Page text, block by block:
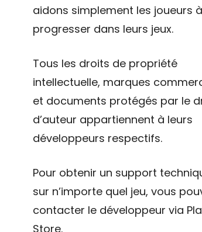
aidons simplement les joueurs à
progresser dans leurs jeux.
Tous les droits de propriété
intellectuelle, marques
et documents protégés par le
d’auteur appartiennent à leurs
développeurs respectifs.
Pour obtenir un support
sur n’importe quel jeu, vous
contacter le développeur via
Store.